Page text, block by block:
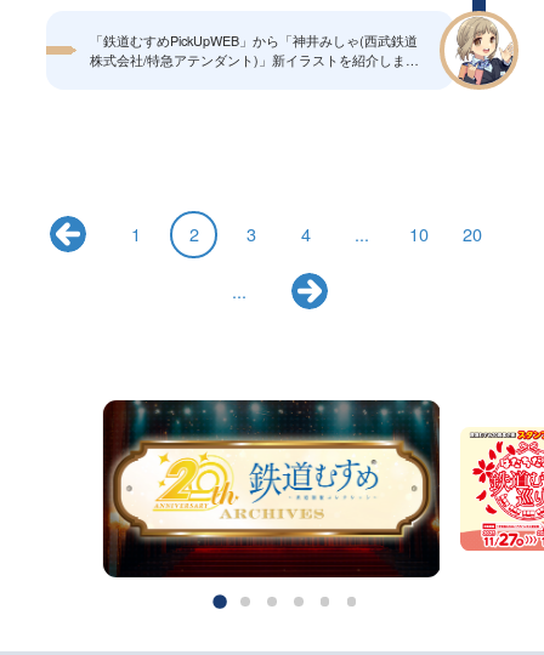
「鉄道むすめPickUpWEB」から「神井みしゃ(西武鉄道
株式会社/特急アテンダント)」新イラストを紹介しま
1 2 3 4 ... 10 20
...